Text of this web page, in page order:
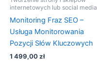
internetowych lub social media
Monitoring Fraz SEO –
Usługa Monitorowania
Pozycji Słów Kluczowych
1 499,00zł